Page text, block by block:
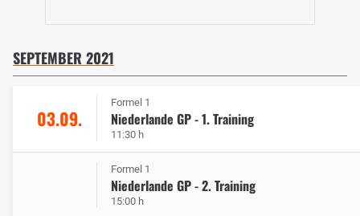
SEPTEMBER 2021
03.09.
Formel 1
Niederlande GP - 1. Training
11:30 h
Formel 1
Niederlande GP - 2. Training
15:00 h